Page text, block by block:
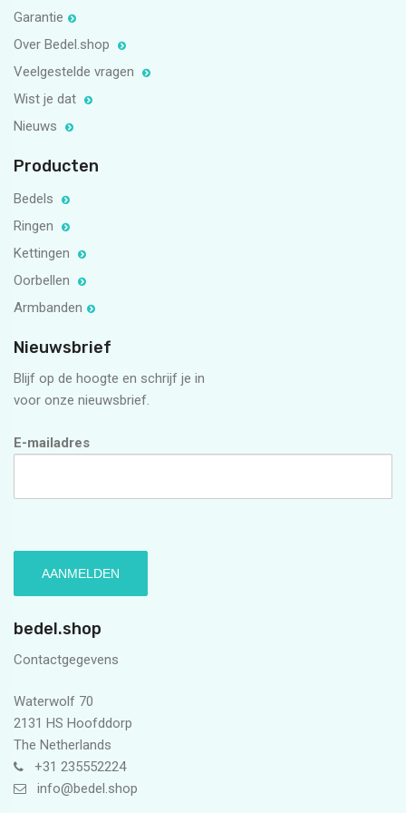
Garantie
Over Bedel.shop
Veelgestelde vragen
Wist je dat
Nieuws
Producten
Bedels
Ringen
Kettingen
Oorbellen
Armbanden
Nieuwsbrief
Blijf op de hoogte en schrijf je in
voor onze nieuwsbrief.
E-mailadres
bedel.shop
Contactgegevens
Waterwolf 70
2131 HS Hoofddorp
The Netherlands
+31 235552224
info@bedel.shop